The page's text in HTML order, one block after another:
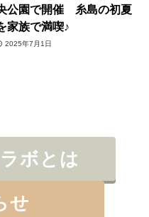
公園で開催 糸島の初夏
家族で満喫♪
2025年7月1日
ボとは
せ